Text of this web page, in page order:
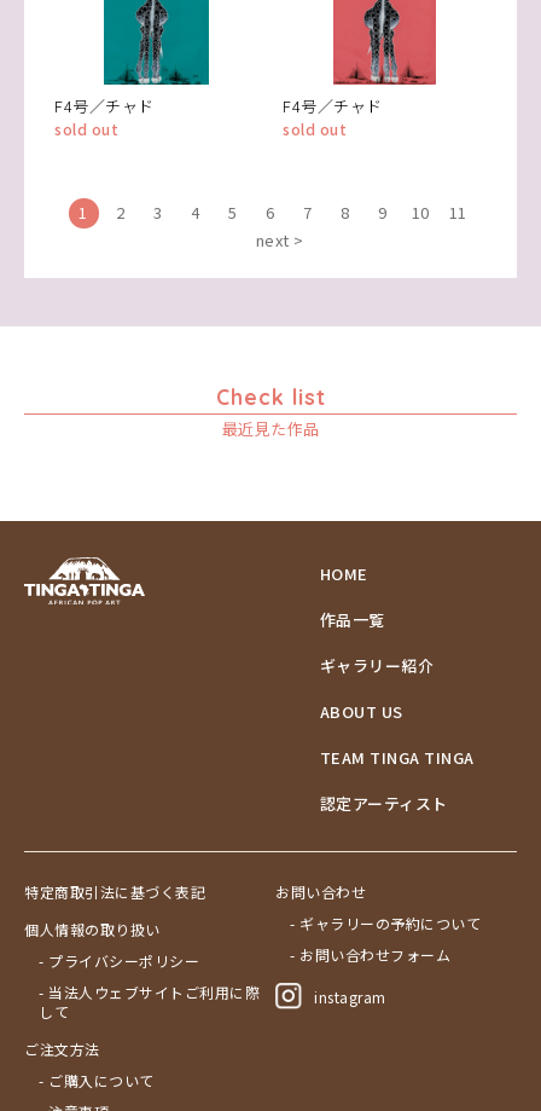
F4号／チャド
sold out
F4号／チャド
sold out
1 2 3 4 5 6 7 8 9 10
11
next >
Check list
最近見た作品
HOME
作品一覧
ギャラリー紹介
ABOUT US
TEAM TINGA TINGA
認定アーティスト
特定商取引法に基づく表記
個人情報の取り扱い
- プライバシーポリシー
- 当法人ウェブサイトご利用に際
して
ご注文方法
- ご購入について
お問い合わせ
- ギャラリーの予約について
- お問い合わせフォーム
instagram